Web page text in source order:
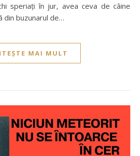
speriați în jur, avea ceva de câine
din buzunarul de…
MAI MULT